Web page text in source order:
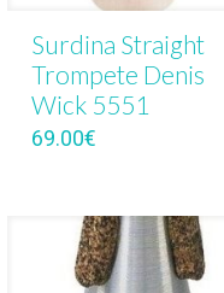
Surdina Straight
Trompete Denis
Wick 5551
69.00€